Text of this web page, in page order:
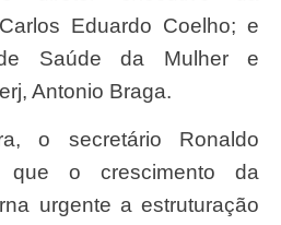
Eduardo Coelho; e
Saúde da Mulher e
Antonio Braga.
que o crescimento da
urgente a estruturação